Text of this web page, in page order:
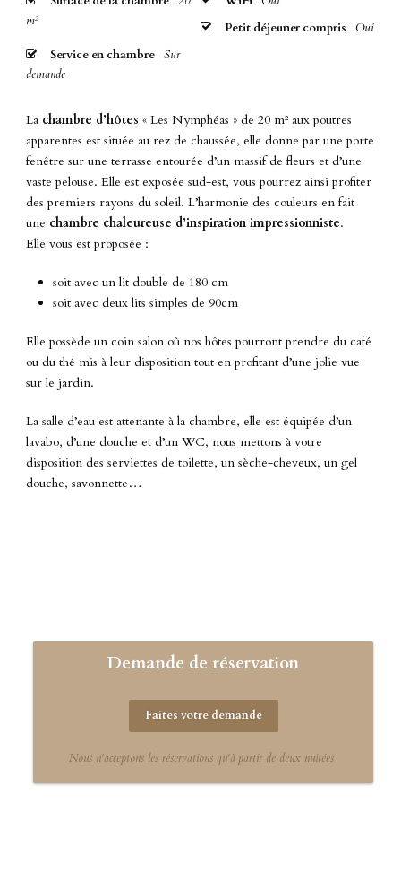
m²
Petit déjeuner compris
Oui
Service en chambre Sur
demande
La chambre d’hôtes « Les Nymphéas » de 20 m² aux poutres
apparentes est située au rez de chaussée, elle donne par une porte
fenêtre sur une terrasse entourée d’un massif de fleurs et d’une
vaste pelouse. Elle est exposée sud-est, vous pourrez ainsi profiter
des premiers rayons du soleil. L’harmonie des couleurs en fait
une chambre chaleureuse d’inspiration impressionniste.
Elle vous est proposée :
soit avec un lit double de 180 cm
soit avec deux lits simples de 90cm
Elle possède un coin salon où nos hôtes pourront prendre du café
ou du thé mis à leur disposition tout en profitant d’une jolie vue
sur le jardin.
La salle d’eau est attenante à la chambre, elle est équipée d’un
lavabo, d’une douche et d’un WC, nous mettons à votre
disposition des serviettes de toilette, un sèche-cheveux, un gel
douche, savonnette…
Demande de réservation
Faites votre demande
Nous n'acceptons les réservations qu'à partir de deux nuitées